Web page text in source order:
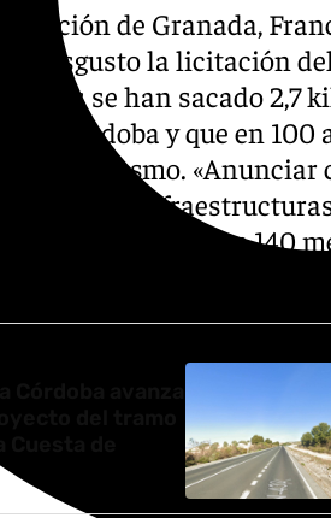
de Granada,
disgusto la licitación
años se han sacado 2,7
a Córdoba y que en 100
con sarcasmo. «Anunciar
y las
autovía que tiene 140
ha apostillado.
Córdoba avanza
del tramo
de